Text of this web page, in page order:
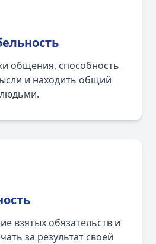
общения, способность
и находить общий
взятых обязательств и
за результат своей